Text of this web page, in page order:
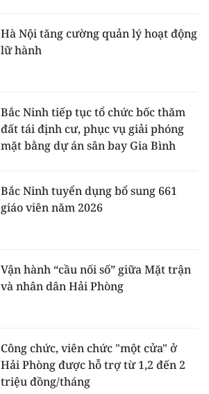
Hà Nội tăng cường quản lý hoạt động
lữ hành
Bắc Ninh tiếp tục tổ chức bốc thăm
đất tái định cư, phục vụ giải phóng
mặt bằng dự án sân bay Gia Bình
Bắc Ninh tuyển dụng bổ sung 661
giáo viên năm 2026
Vận hành “cầu nối số” giữa Mặt trận
và nhân dân Hải Phòng
Công chức, viên chức "một cửa" ở
Hải Phòng được hỗ trợ từ 1,2 đến 2
triệu đồng/tháng